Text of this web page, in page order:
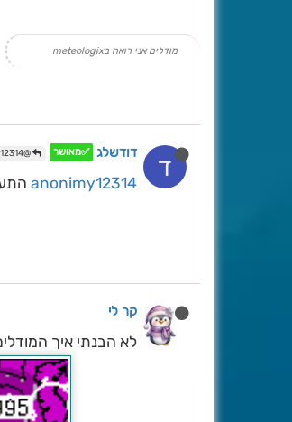
מודלים אני רואה בmeteologix
ד דודשלג ✅מאושר @anonimy12314
anonimy12314
קר לי
לא הבנתי איך